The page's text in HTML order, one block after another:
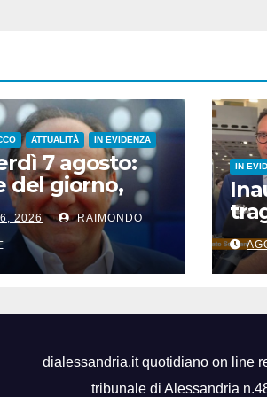
ATTUALITÀ IN EVIDENZA
7 agosto:
del giorno,
del giorno, nati
accadde
2026 RAIMONDO
IN
di
dialessandria.it quotidiano on line
tribunale di Alessandria